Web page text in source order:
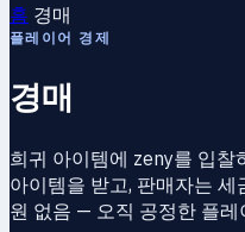
홈 경매
플레이어 경제
경매
희귀 아이템에 zeny를 입찰
아이템을 받고, 판매자는
원 없음 — 오직 공정한 플레